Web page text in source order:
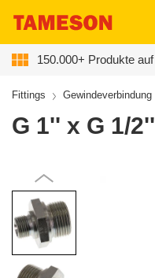
150.000+ Produkte
Fittings Gewindeverbindung
G 1'' x G 1/